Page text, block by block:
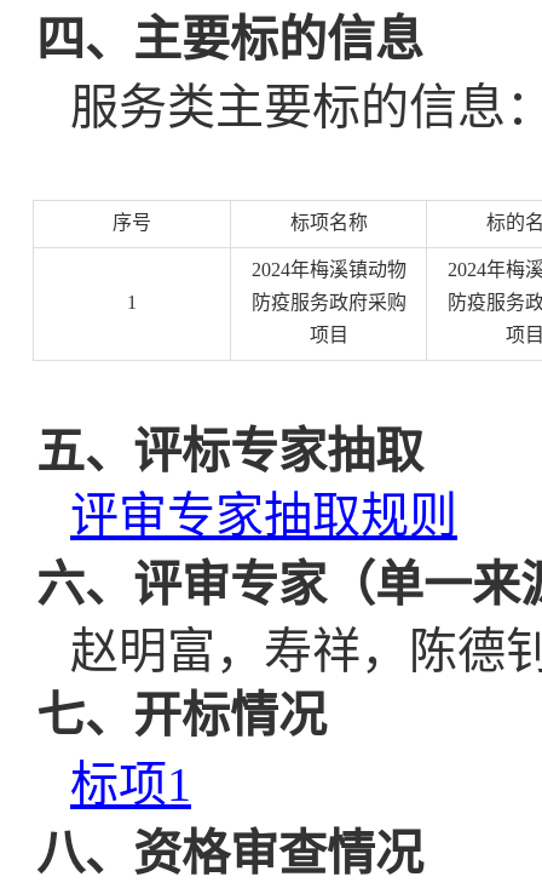
四、主要标的信息
服务类主要标的信息
序号 标项名称 标的
1
2024年梅溪镇动物
防疫服务政府采购
项目
2024年梅
防疫服务
项
五、评标专家抽取
评审专家抽取规则
六、评审专家（单一来
赵明富，寿祥，陈德
七、开标情况
标项1
八、资格审查情况